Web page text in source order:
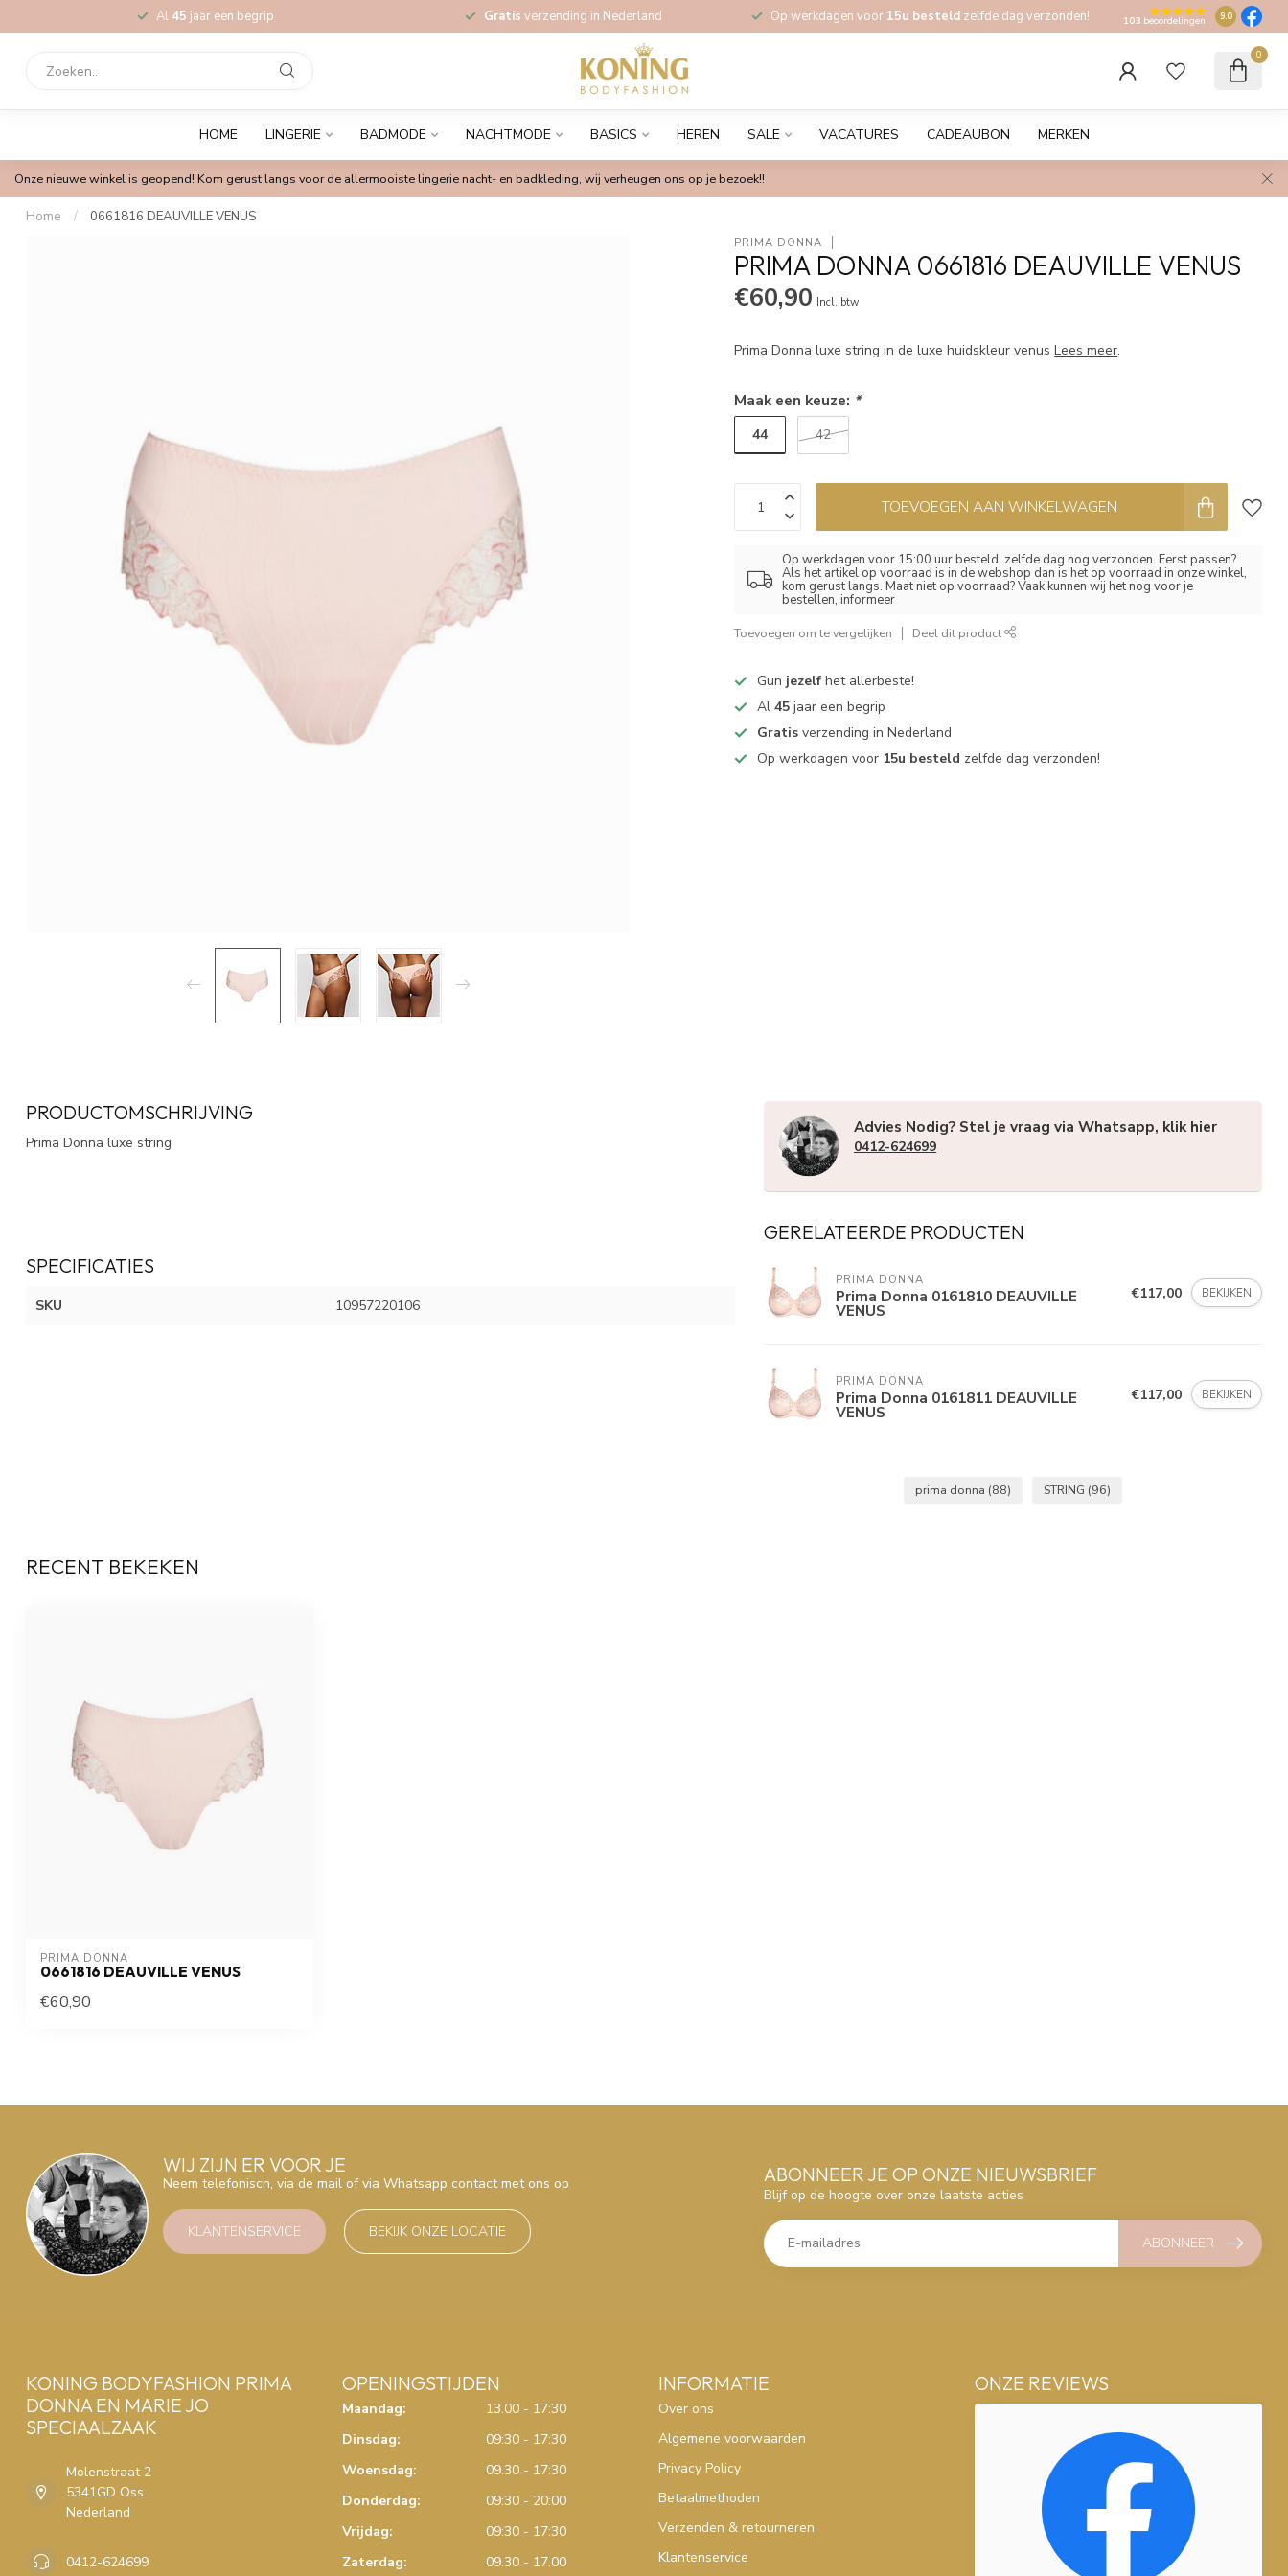
Al 45 jaar een begrip Gratis verzending in Nederland Op werkdagen voor 15u besteld zelfde dag verzonden! 103 beoordelingen 9.0
0
HOME LINGERIE BADMODE NACHTMODE BASICS HEREN SALE VACATURES CADEAUBON MERKEN
Onze nieuwe winkel is geopend! Kom gerust langs voor de allermooiste lingerie nacht- en badkleding, wij verheugen ons op je bezoek!!
Home / 0661816 DEAUVILLE VENUS
PRIMA DONNA
PRIMA DONNA 0661816 DEAUVILLE VENUS
€60,90 Incl. btw
Prima Donna luxe string in de luxe huidskleur venusLees meer.
Maak een keuze: *
44 42
TOEVOEGEN AAN WINKELWAGEN
Op werkdagen voor 15:00 uur besteld, zelfde dag nog verzonden. Eerst passen?
Als het artikel op voorraad is in de webshop dan is het op voorraad in onze winkel,
kom gerust langs. Maat niet op voorraad? Vaak kunnen wij het nog voor je
bestellen, informeer
Toevoegen om te vergelijken Deel dit product
Gun jezelf het allerbeste!
Al45 jaar een begrip
Gratis verzending in Nederland
Op werkdagen voor 15u besteld zelfde dag verzonden!
PRODUCTOMSCHRIJVING
Prima Donna luxe string
SPECIFICATIES
SKU 10957220106
Advies Nodig? Stel je vraag via Whatsapp, klik hier
0412-624699
GERELATEERDE PRODUCTEN
PRIMA DONNA
Prima Donna 0161810 DEAUVILLE
VENUS
€117,00 BEKIJKEN
PRIMA DONNA
Prima Donna 0161811 DEAUVILLE
VENUS
€117,00 BEKIJKEN
prima donna (88) STRING (96)
RECENT BEKEKEN
PRIMA DONNA
0661816 DEAUVILLE VENUS
€60,90
WIJ ZIJN ER VOOR JE
Neem telefonisch, via de mail of via Whatsapp contact met ons op
KLANTENSERVICE BEKIJK ONZE LOCATIE
ABONNEER JE OP ONZE NIEUWSBRIEF
Blijf op de hoogte over onze laatste acties
ABONNEER
KONING BODYFASHION PRIMA
DONNA EN MARIE JO
SPECIAALZAAK
Molenstraat 2
5341GD Oss
Nederland
0412-624699
OPENINGSTIJDEN
Maandag:
13.00 - 17:30
Dinsdag:
09:30 - 17:30
Woensdag:
09.30 - 17:30
Donderdag:
09:30 - 20:00
Vrijdag:
09:30 - 17:30
Zaterdag:
09.30 - 17.00
INFORMATIE
Over ons
Algemene voorwaarden
Privacy Policy
Betaalmethoden
Verzenden & retourneren
Klantenservice
ONZE REVIEWS